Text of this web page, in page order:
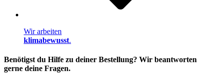
Wir arbeiten
klimabewusst.
Benötigst du Hilfe zu deiner Bestellung? Wir beantworten
gerne deine Fragen.